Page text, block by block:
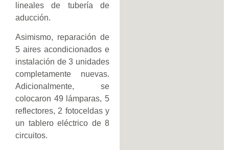
lineales de tubería de
aducción.
Asimismo, reparación de
5 aires acondicionados e
instalación de 3 unidades
completamente nuevas.
Adicionalmente, se
colocaron 49 lámparas, 5
reflectores, 2 fotoceldas y
un tablero eléctrico de 8
circuitos.